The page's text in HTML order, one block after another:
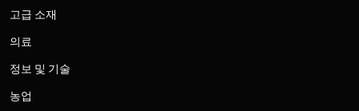
고급 소재
의료
정보 및 기술
농업